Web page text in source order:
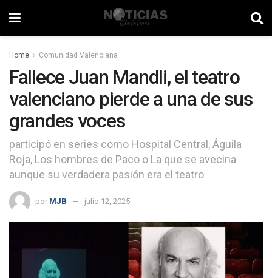
Home Comunidad Valenciana
Fallece Juan Mandli, el teatro
valenciano pierde a una de sus
grandes voces
participó en series como Hospital Central, Águila
Roja, Los hombres de Paco o La que se avecina
aunque su verdadera pasión era el teatro
por MJB julio 12, 2025